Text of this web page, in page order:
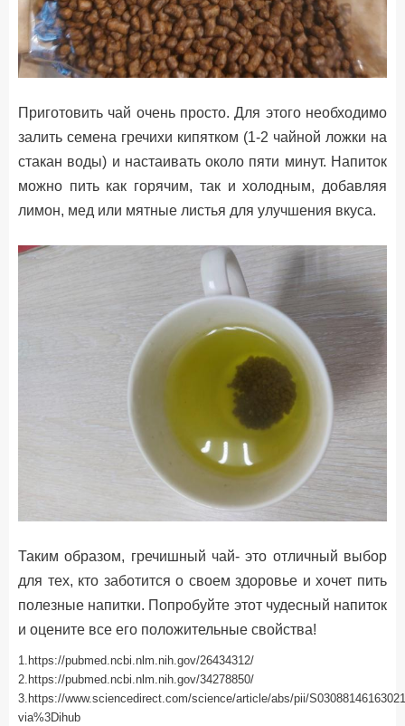
Приготовить чай очень просто. Для этого необходимо
залить семена гречихи кипятком (1-2 чайной ложки на
стакан воды) и настаивать около пяти минут. Напиток
можно пить как горячим, так и холодным, добавляя
лимон, мед или мятные листья для улучшения вкуса.
Таким образом, гречишный чай- это отличный выбор
для тех, кто заботится о своем здоровье и хочет пить
полезные напитки. Попробуйте этот чудесный напиток
и оцените все его положительные свойства!
1.https://pubmed.ncbi.nlm.nih.gov/26434312/
2.https://pubmed.ncbi.nlm.nih.gov/34278850/
3.https://www.sciencedirect.com/science/article/abs/pii/
via%3Dihub